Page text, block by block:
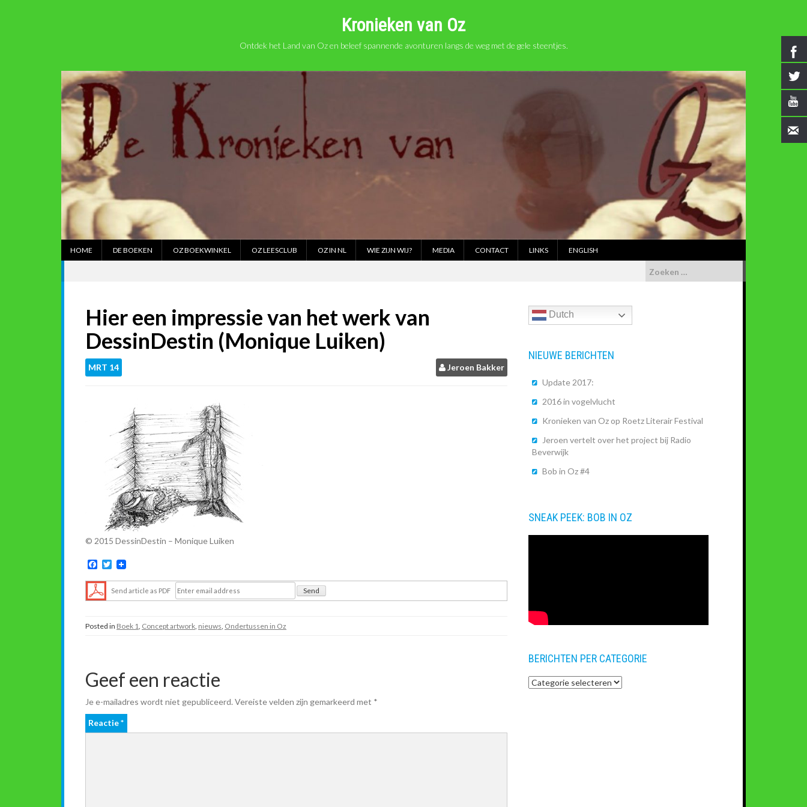
Kronieken van Oz
Ontdek het Land van Oz en beleef spannende avonturen langs de weg met de gele steentjes.
HOME DE BOEKEN OZ BOEKWINKEL OZ LEESCLUB OZ IN NL WIE ZIJN WIJ? MEDIA CONTACT LINKS ENGLISH
Hier een impressie van het werk van
DessinDestin (Monique Luiken)
MRT 14 Jeroen Bakker
© 2015 DessinDestin – Monique Luiken
F
c
e
b
o
k
T
i
t
t
Send article as PDF
Posted in Boek 1, Concept artwork, nieuws, Ondertussen in Oz
Geef een reactie
Je e-mailadres wordt niet gepubliceerd. Vereiste velden zijn gemarkeerd met *
Reactie*
Dutch
NIEUWE BERICHTEN
Update 2017:
2016 in vogelvlucht
Kronieken van Oz op Roetz Literair Festival
Jeroen vertelt over het project bij Radio
Beverwijk
Bob in Oz #4
SNEAK PEEK: BOB IN OZ
BERICHTEN PER CATEGORIE